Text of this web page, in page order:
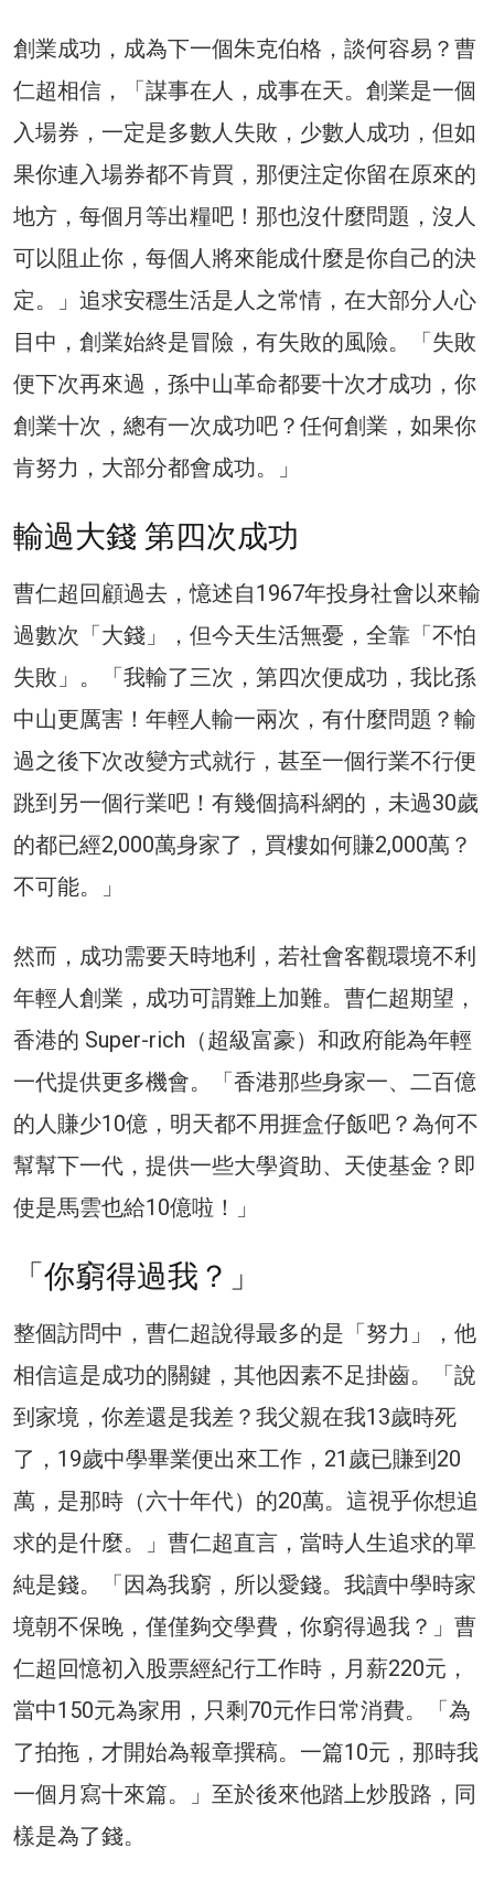
創業成功，成為下一個朱克伯格，談何容易？曹
仁超相信，「謀事在人，成事在天。創業是一個
入場券，一定是多數人失敗，少數人成功，但如
果你連入場券都不肯買，那便注定你留在原來的
地方，每個月等出糧吧！那也沒什麼問題，沒人
可以阻止你，每個人將來能成什麼是你自己的決
定。」追求安穩生活是人之常情，在大部分人心
目中，創業始終是冒險，有失敗的風險。「失敗
便下次再來過，孫中山革命都要十次才成功，你
創業十次，總有一次成功吧？任何創業，如果你
肯努力，大部分都會成功。」
輸過大錢 第四次成功
曹仁超回顧過去，憶述自1967年投身社會以來輸
過數次「大錢」，但今天生活無憂，全靠「不怕
失敗」。「我輸了三次，第四次便成功，我比孫
中山更厲害！年輕人輸一兩次，有什麼問題？輸
過之後下次改變方式就行，甚至一個行業不行便
跳到另一個行業吧！有幾個搞科網的，未過30歲
的都已經2,000萬身家了，買樓如何賺2,000萬？
不可能。」
然而，成功需要天時地利，若社會客觀環境不利
年輕人創業，成功可謂難上加難。曹仁超期望，
香港的 Super-rich（超級富豪）和政府能為年輕
一代提供更多機會。「香港那些身家一、二百億
的人賺少10億，明天都不用捱盒仔飯吧？為何不
幫幫下一代，提供一些大學資助、天使基金？即
使是馬雲也給10億啦！」
「你窮得過我？」
整個訪問中，曹仁超說得最多的是「努力」，他
相信這是成功的關鍵，其他因素不足掛齒。「說
到家境，你差還是我差？我父親在我13歲時死
了，19歲中學畢業便出來工作，21歲已賺到20
萬，是那時（六十年代）的20萬。這視乎你想追
求的是什麼。」曹仁超直言，當時人生追求的單
純是錢。「因為我窮，所以愛錢。我讀中學時家
境朝不保晚，僅僅夠交學費，你窮得過我？」曹
仁超回憶初入股票經紀行工作時，月薪220元，
當中150元為家用，只剩70元作日常消費。「為
了拍拖，才開始為報章撰稿。一篇10元，那時我
一個月寫十來篇。」至於後來他踏上炒股路，同
樣是為了錢。